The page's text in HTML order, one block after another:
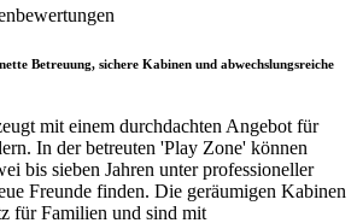
Betreuung, sichere Kabinen und abwechslungsreiche
mit einem durchdachten Angebot für
In der betreuten 'Play Zone' können
bis sieben Jahren unter professioneller
Freunde finden. Die geräumigen Kabinen
für Familien und sind mit